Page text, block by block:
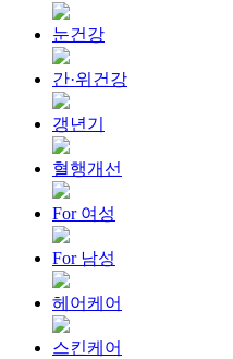
눈건강
간·위건강
갱년기
혈행개선
For 여성
For 남성
헤어케어
스킨케어